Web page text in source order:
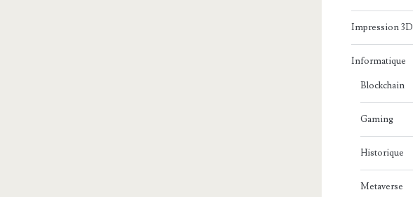
Impression 3D
Informatique
Blockchain
Gaming
Historique
Metaverse